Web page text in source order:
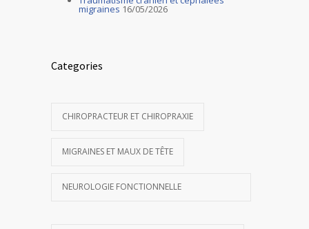
migraines 16/05/2026
Categories
CHIROPRACTEUR ET CHIROPRAXIE
MIGRAINES ET MAUX DE TÊTE
NEUROLOGIE FONCTIONNELLE